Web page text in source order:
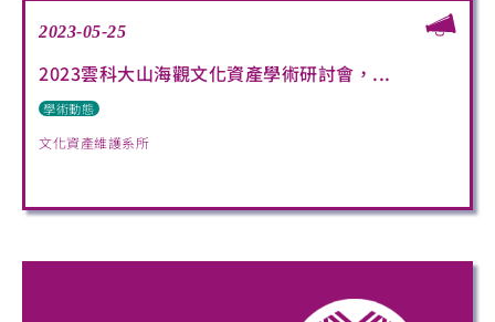
2023-05-25
2023雲科大山海觀文化資產學術研討會，...
學術動態
文化資產維護系所